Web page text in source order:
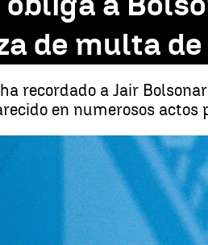
Buscar
de multa
recordado a Jair
en numerosos